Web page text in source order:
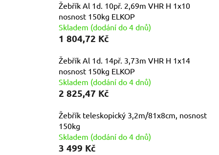
Žebřík Al 1d. 10př. 2,69m VHR H 1x10
nosnost 150kg ELKOP
Skladem (dodání do 4 dnů)
1 804,72 Kč
Žebřík Al 1d. 14př. 3,73m VHR H 1x14
nosnost 150kg ELKOP
Skladem (dodání do 4 dnů)
2 825,47 Kč
Žebřík teleskopický 3,2m/81x8cm, nosnost
150kg
Skladem (dodání do 4 dnů)
3 499 Kč